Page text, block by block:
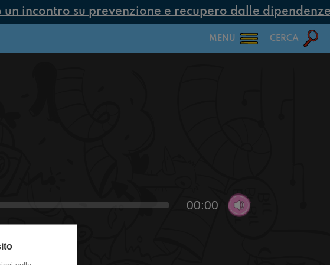
incontro su prevenzione e recupero dalle dipendenze
MENU CERCA
00:00